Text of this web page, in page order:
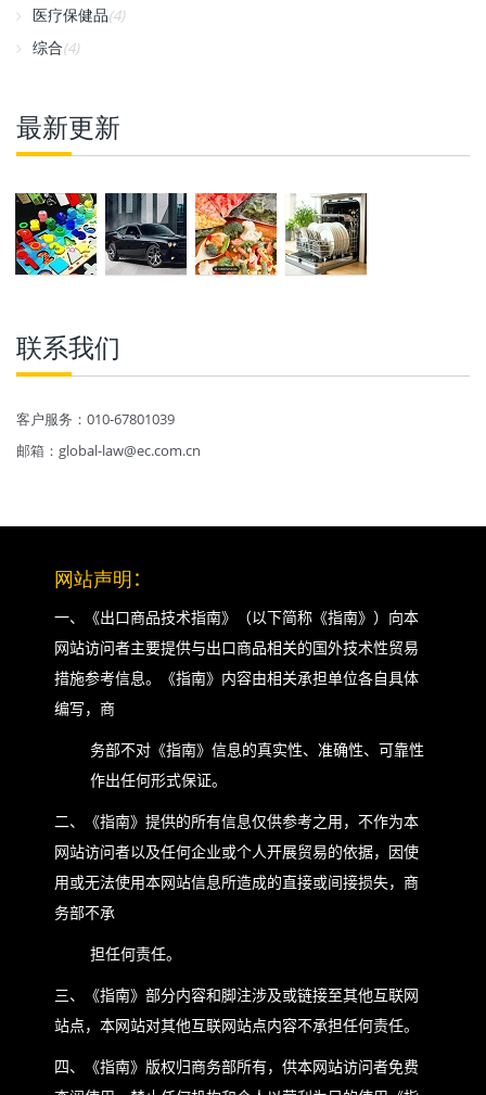
医疗保健品(4)
综合(4)
最新更新
联系我们
客户服务：010-67801039
邮箱：global-law@ec.com.cn
网站声明 ：
一、《出口商品技术指南》（以下简称《指南》）向本
网站访问者主要提供与出口商品相关的国外技术性贸易
措施参考信息。《指南》内容由相关承担单位各自具体
编写，商
务部不对《指南》信息的真实性、准确性、可靠性
作出任何形式保证。
二、《指南》提供的所有信息仅供参考之用，不作为本
网站访问者以及任何企业或个人开展贸易的依据，因使
用或无法使用本网站信息所造成的直接或间接损失，商
务部不承
担任何责任。
三、《指南》部分内容和脚注涉及或链接至其他互联网
站点，本网站对其他互联网站点内容不承担任何责任。
四、《指南》版权归商务部所有，供本网站访问者免费